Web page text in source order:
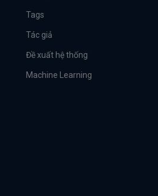
Tags
Tác giả
Đề xuất hệ thống
Machine Learning